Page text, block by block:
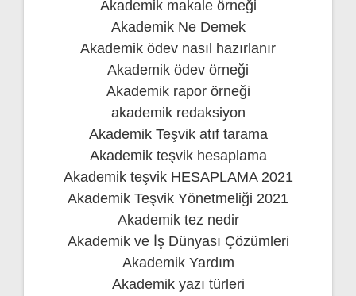
Akademik makale örneği
Akademik Ne Demek
Akademik ödev nasıl hazırlanır
Akademik ödev örneği
Akademik rapor örneği
akademik redaksiyon
Akademik Teşvik atıf tarama
Akademik teşvik hesaplama
Akademik teşvik HESAPLAMA 2021
Akademik Teşvik Yönetmeliği 2021
Akademik tez nedir
Akademik ve İş Dünyası Çözümleri
Akademik Yardım
Akademik yazı türleri